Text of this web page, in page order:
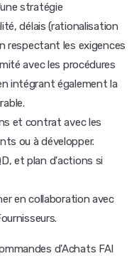
stratégie
délais (rationalisation
respectant les exigences
avec les procédures
intégrant également la
et contrat avec les
ou à développer.
et plan d'actions si
en collaboration avec
d'Achats FAI